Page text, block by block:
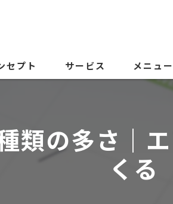
セプト サービス メニュー
類の多さ｜
くる